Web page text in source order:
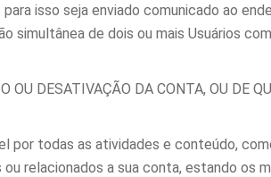
isso seja enviado comunicado ao
simultânea de dois ou mais Usuários
OU DESATIVAÇÃO DA CONTA, OU DE
por todas as atividades e conteúdo,
relacionados a sua conta, estando os